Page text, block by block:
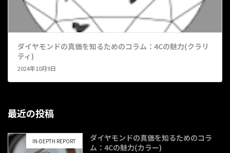
ダイヤモンドの真価を知るためのコラム：4Cの魅力(クラリ
ティ)
2024年10月9日
最近の投稿
IN-DEPTH REPORT
ダイヤモンドの真価を知るためのコラ
ム：4Cの魅力(カラー)